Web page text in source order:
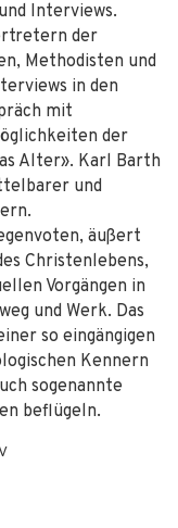
Interviews.
der
Methodisten und
in den
mit
der
Alter». Karl Barth
und
äußert
Christenlebens,
Vorgängen in
und Werk. Das
so eingängigen
Kennern
sogenannte
beflügeln.